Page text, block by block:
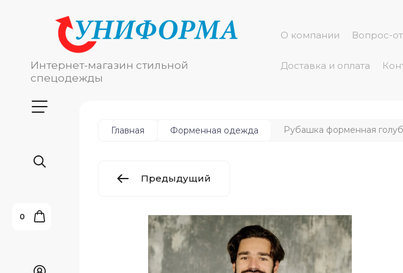
0
Интернет-магазин стильной
спецодежды
О компании Вопрос-
Доставка и оплата
Главная Форменная одежда Рубашка форменная
Предыдущий